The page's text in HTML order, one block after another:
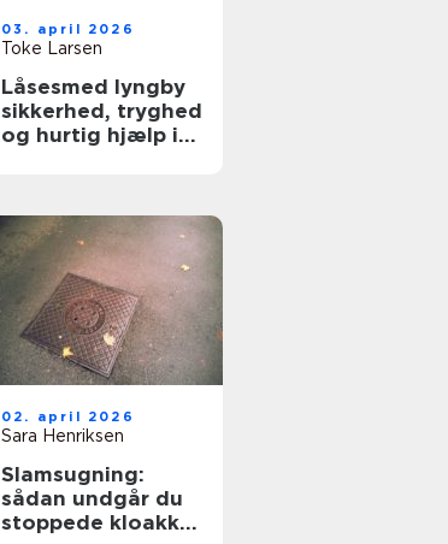
03. april 2026
Toke Larsen
Låsesmed lyngby
sikkerhed, tryghed
og hurtig hjælp i
02. april 2026
Sara Henriksen
Slamsugning:
sådan undgår du
stoppede kloakker